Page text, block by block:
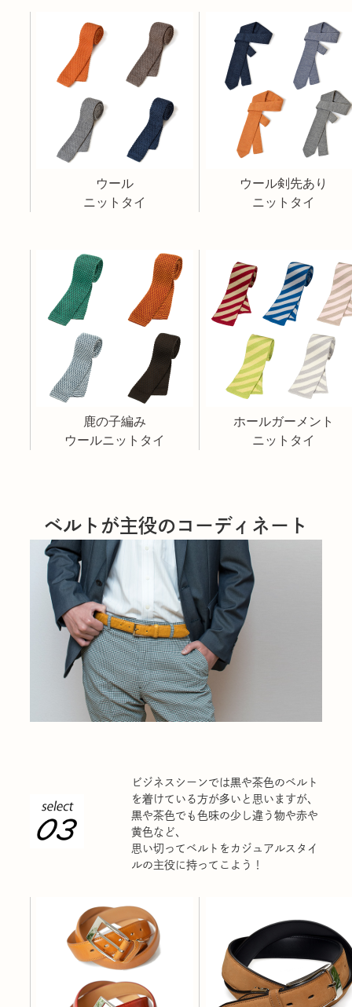
ウール
ニットタイ
ウール剣先あり
ニットタイ
鹿の子編み
ウールニットタイ
ホールガーメント
ニットタイ
ベルトが主役のコーディネート
ビジネスシーンでは黒や茶色のベルト
を着けている方が多いと思いますが、
黒や茶色でも色味の少し違う物や赤や
黄色など、
思い切ってベルトをカジュアルスタイ
ルの主役に持ってこよう！